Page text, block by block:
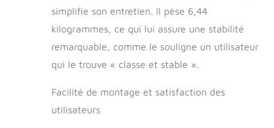
excellent
salon ou à votre
chambre à coucher.
Couleur : gris
polyester), bois de
simplifie son entretien. Il pèse 6,44
kilogrammes, ce qui lui assure une stabilité
remarquable, comme le souligne un utilisateur
qui le trouve « classe et stable ».
Facilité de montage et satisfaction des
utilisateurs